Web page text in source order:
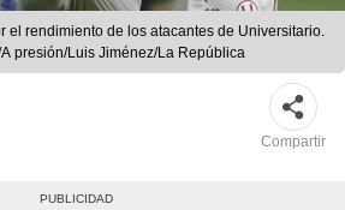
el rendimiento de los atacantes de Universitario.
presión/Luis Jiménez/La República
Compartir